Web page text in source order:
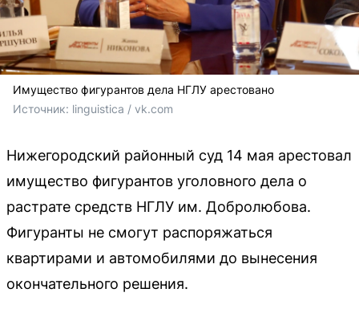
Имущество фигурантов дела НГЛУ арестовано
Источник: linguistica / vk.com
Нижегородский районный суд 14 мая арестовал
имущество фигурантов уголовного дела о
растрате средств НГЛУ им. Добролюбова.
Фигуранты не смогут распоряжаться
квартирами и автомобилями до вынесения
окончательного решения.